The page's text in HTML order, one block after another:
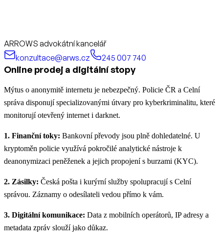
ARROWS advokátní kancelář
konzultace@arws.cz
245 007 740
Online prodej a digitální stopy
Mýtus o anonymitě internetu je nebezpečný. Policie ČR a Celní
správa disponují specializovanými útvary pro kyberkriminalitu, které
monitorují otevřený internet i darknet.
1. Finanční toky: Bankovní převody jsou plně dohledatelné. U
kryptoměn policie využívá pokročilé analytické nástroje k
deanonymizaci peněženek a jejich propojení s burzami (KYC).
2. Zásilky: Česká pošta i kurýrní služby spolupracují s Celní
správou. Záznamy o odesílateli vedou přímo k vám.
3. Digitální komunikace: Data z mobilních operátorů, IP adresy a
metadata zpráv slouží jako důkaz.